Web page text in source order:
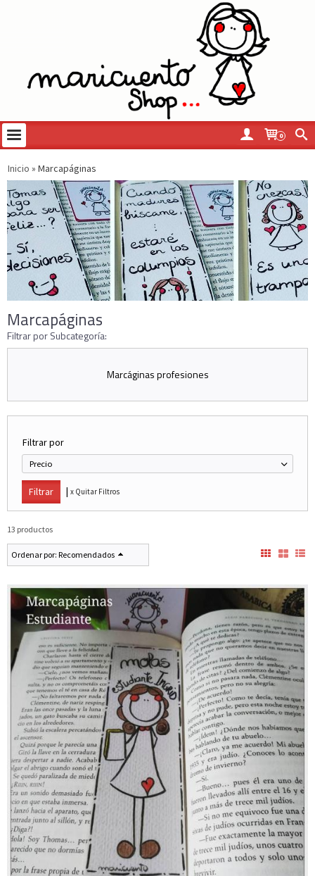
0
Inicio » Marcapáginas
Marcapáginas
Filtrar por Subcategoría:
Marcáginas profesiones
Filtrar por
Precio
| x Quitar Filtros
13 productos
Ordenar por: Recomendados